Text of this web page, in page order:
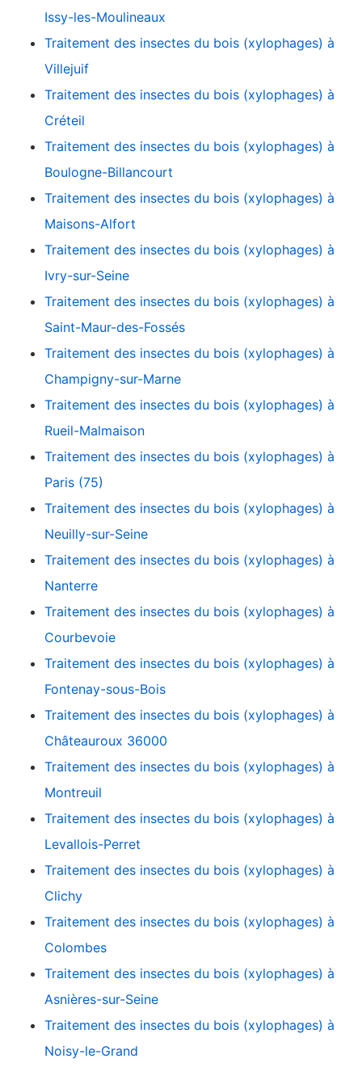
Issy-les-Moulineaux
Traitement des insectes du bois (xylophages) à
Villejuif
Traitement des insectes du bois (xylophages) à
Créteil
Traitement des insectes du bois (xylophages) à
Boulogne-Billancourt
Traitement des insectes du bois (xylophages) à
Maisons-Alfort
Traitement des insectes du bois (xylophages) à
Ivry-sur-Seine
Traitement des insectes du bois (xylophages) à
Saint-Maur-des-Fossés
Traitement des insectes du bois (xylophages) à
Champigny-sur-Marne
Traitement des insectes du bois (xylophages) à
Rueil-Malmaison
Traitement des insectes du bois (xylophages) à
Paris (75)
Traitement des insectes du bois (xylophages) à
Neuilly-sur-Seine
Traitement des insectes du bois (xylophages) à
Nanterre
Traitement des insectes du bois (xylophages) à
Courbevoie
Traitement des insectes du bois (xylophages) à
Fontenay-sous-Bois
Traitement des insectes du bois (xylophages) à
Châteauroux 36000
Traitement des insectes du bois (xylophages) à
Montreuil
Traitement des insectes du bois (xylophages) à
Levallois-Perret
Traitement des insectes du bois (xylophages) à
Clichy
Traitement des insectes du bois (xylophages) à
Colombes
Traitement des insectes du bois (xylophages) à
Asnières-sur-Seine
Traitement des insectes du bois (xylophages) à
Noisy-le-Grand